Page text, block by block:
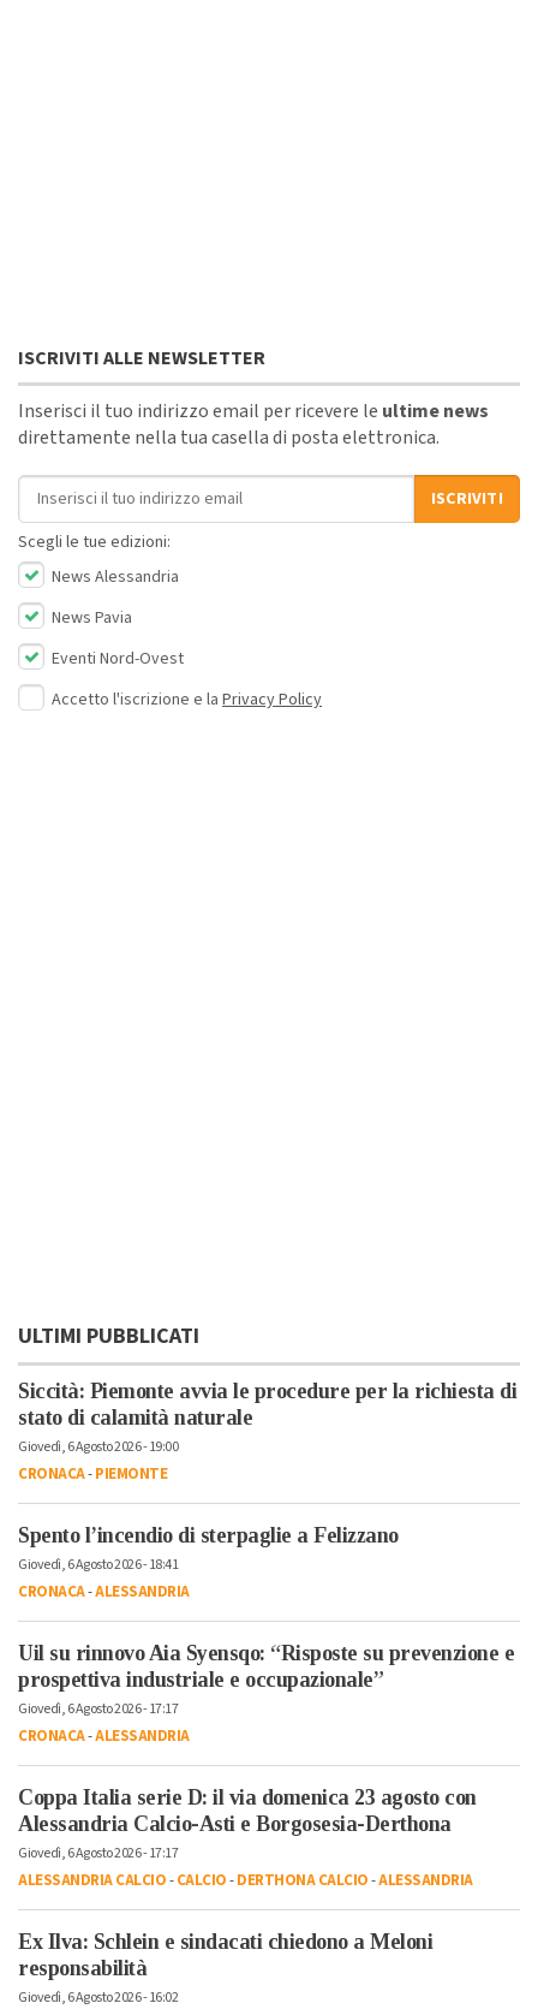
ISCRIVITI ALLE NEWSLETTER
Inserisci il tuo indirizzo email per ricevere le ultime news
direttamente nella tua casella di posta elettronica.
Indirizzo email
ISCRIVITI
Scegli le tue edizioni:
News Alessandria
News Pavia
Eventi Nord-Ovest
Accetto l'iscrizione e la Privacy Policy
ULTIMI PUBBLICATI
Siccità: Piemonte avvia le procedure per la richiesta di
stato di calamità naturale
Giovedì, 6 Agosto 2026 - 19:00
CRONACA-PIEMONTE
Spento l’incendio di sterpaglie a Felizzano
Giovedì, 6 Agosto 2026 - 18:41
CRONACA-ALESSANDRIA
Uil su rinnovo Aia Syensqo: “Risposte su prevenzione e
prospettiva industriale e occupazionale”
Giovedì, 6 Agosto 2026 - 17:17
CRONACA-ALESSANDRIA
Coppa Italia serie D: il via domenica 23 agosto con
Alessandria Calcio-Asti e Borgosesia-Derthona
Giovedì, 6 Agosto 2026 - 17:17
ALESSANDRIA CALCIO-CALCIO-DERTHONA CALCIO-ALESSANDRIA
Ex Ilva: Schlein e sindacati chiedono a Meloni
responsabilità
Giovedì, 6 Agosto 2026 - 16:02